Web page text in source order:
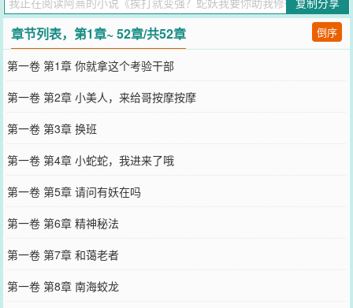
妖兽攻击就能提升修为。别的杂役弟子还在没日没夜努力修行，想要
突破筑基成为外门弟子时，柳逸云半夜直接打开了关押千年蛇妖的牢
门。“桀桀桀......”“小妖精，我要你助我修行......”
您要是觉得《
挨打就变强？蛇妖我要你助我修行
忘记向您QQ群和微博微信里的朋友推荐哦！
章节列表，第1章~ 52章/共52章 倒序
第一卷 第1章 你就拿这个考验干部
第一卷 第2章 小美人，来给哥按摩按摩
第一卷 第3章 换班
第一卷 第4章 小蛇蛇，我进来了哦
第一卷 第5章 请问有妖在吗
第一卷 第6章 精神秘法
第一卷 第7章 和蔼老者
第一卷 第8章 南海蛟龙